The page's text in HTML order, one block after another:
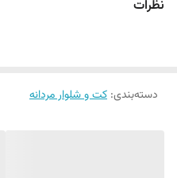
نظرات
دسته‌بندی: کت و شلوار مردانه